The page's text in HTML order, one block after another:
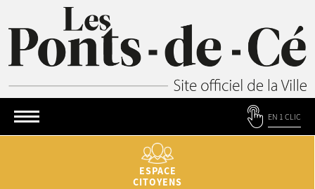
EN 1 CLIC
ESPACE
CITOYENS